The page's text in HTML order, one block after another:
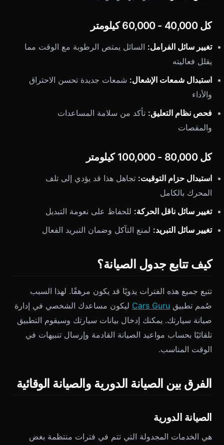
كل 40,000 - 60,000 كيلومتر
تغيير سائل الفرامل: السائل يمتص الرطوبة مع الوقت مما
يقلل فعاليته
استبدال شمعات الإشعال: شمعات جديدة تحسن الاحتراق
والأداء
فحص نظام التعليق: تأكد من سلامة المساعدات
والمقصات
كل 80,000 - 100,000 كيلومتر
استبدال حزام التوقيت: تجاهل هذا قد يؤدي إلى تلف
المحرك بالكامل
تغيير سائل ناقل الحركة: للحفاظ على نعومة التبديل
تغيير سائل التبريد: لمنع التآكل وضمان التبريد الفعال
كيف تتابع جدول الصيانة؟
تتبع جميع هذه الفترات يدويًا قد يكون مرهقًا. لهذا السبب
صُمم تطبيق Cars Guru ليكون مساعدك الشخصي في إدارة
صيانة سيارتك. يمكنك إدخال بيانات سيارتك وسيقوم التطبيق
تلقائيًا بحساب مواعيد الصيانة القادمة وإرسال تنبيهات في
الوقت المناسب.
الفرق بين الصيانة الدورية والصيانة الوقائية
الصيانة الدورية
هي الخدمات المجدولة التي تتم في فترات منتظمة بغض